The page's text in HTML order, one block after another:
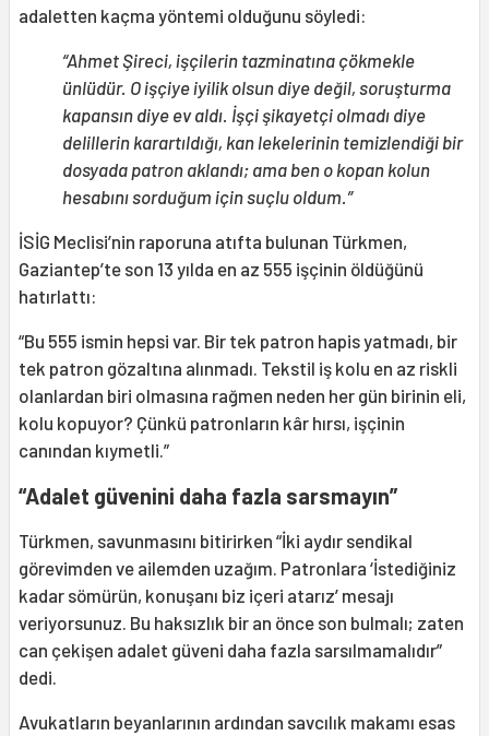
adaletten kaçma yöntemi olduğunu söyledi:
“Ahmet Şireci, işçilerin tazminatına çökmekle
ünlüdür. O işçiye iyilik olsun diye değil, soruşturma
kapansın diye ev aldı. İşçi şikayetçi olmadı diye
delillerin karartıldığı, kan lekelerinin temizlendiği bir
dosyada patron aklandı; ama ben o kopan kolun
hesabını sorduğum için suçlu oldum.”
İSİG Meclisi’nin raporuna atıfta bulunan Türkmen,
Gaziantep’te son 13 yılda en az 555 işçinin öldüğünü
hatırlattı:
“Bu 555 ismin hepsi var. Bir tek patron hapis yatmadı, bir
tek patron gözaltına alınmadı. Tekstil iş kolu en az riskli
olanlardan biri olmasına rağmen neden her gün birinin eli,
kolu kopuyor? Çünkü patronların kâr hırsı, işçinin
canından kıymetli.”
“Adalet güvenini daha fazla sarsmayın”
Türkmen, savunmasını bitirirken “İki aydır sendikal
görevimden ve ailemden uzağım. Patronlara ‘İstediğiniz
kadar sömürün, konuşanı biz içeri atarız’ mesajı
veriyorsunuz. Bu haksızlık bir an önce son bulmalı; zaten
can çekişen adalet güveni daha fazla sarsılmamalıdır”
dedi.
Avukatların beyanlarının ardından savcılık makamı esas